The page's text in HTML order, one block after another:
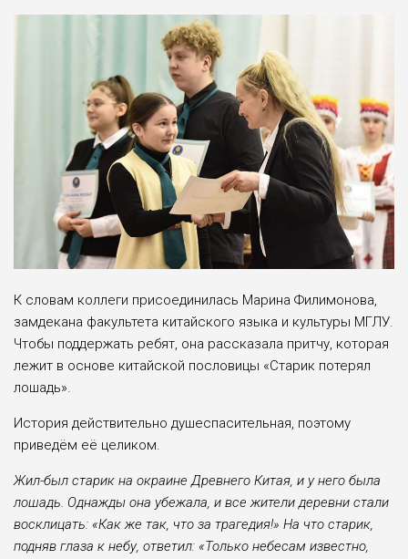
К словам коллеги присоединилась Марина Филимонова,
замдекана факультета китайского языка и культуры МГЛУ.
Чтобы поддержать ребят, она рассказала притчу, которая
лежит в основе китайской пословицы «Старик потерял
лошадь».
История действительно душеспасительная, поэтому
приведём её целиком.
Жил-был старик на окраине Древнего Китая, и у него была
лошадь. Однажды она убежала, и все жители деревни стали
восклицать: «Как же так, что за трагедия!» На что старик,
подняв глаза к небу, ответил: «Только небесам известно,